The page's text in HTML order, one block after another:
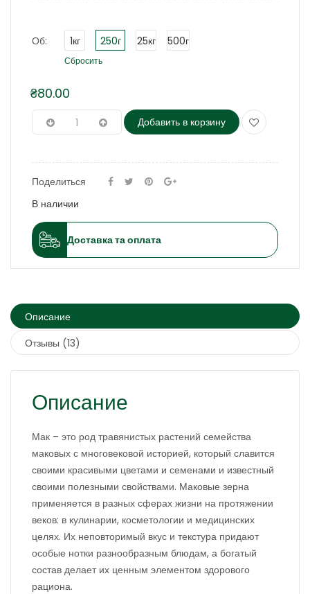
Об: 1кг 250г 25кг 500г
Сбросить
₴80.00
Добавить в корзину
Поделиться
В наличии
Доставка та оплата
Описание
Отзывы (13)
Описание
Мак – это род травянистых растений семейства
маковых с многовековой историей, который славится
своими красивыми цветами и семенами и известный
своими полезными свойствами. Маковые зерна
применяется в разных сферах жизни на протяжении
веков: в кулинарии, косметологии и медицинских
целях. Их неповторимый вкус и текстура придают
особые нотки разнообразным блюдам, а богатый
состав делает их ценным элементом здорового
рациона.